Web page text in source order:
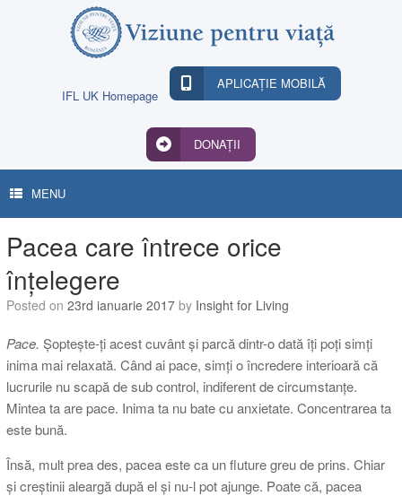
IFL UK Homepage
APLICAȚIE MOBILĂ
DONAȚII
MENU
Pacea care întrece orice
înțelegere
Posted on 23rd ianuarie 2017 by Insight for Living
Pace. Șoptește-ți acest cuvânt și parcă dintr-o dată îți poți simți
inima mai relaxată. Când ai pace, simți o încredere interioară că
lucrurile nu scapă de sub control, indiferent de circumstanțe.
Mintea ta are pace. Inima ta nu bate cu anxietate. Concentrarea ta
este bună.
Însă, mult prea des, pacea este ca un fluture greu de prins. Chiar
și creștinii aleargă după el și nu-l pot ajunge. Poate că, pacea